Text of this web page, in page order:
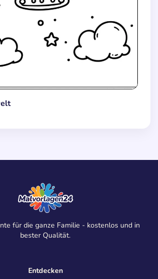
für die ganze Familie - kostenlos und in
bester Qualität.
Entdecken